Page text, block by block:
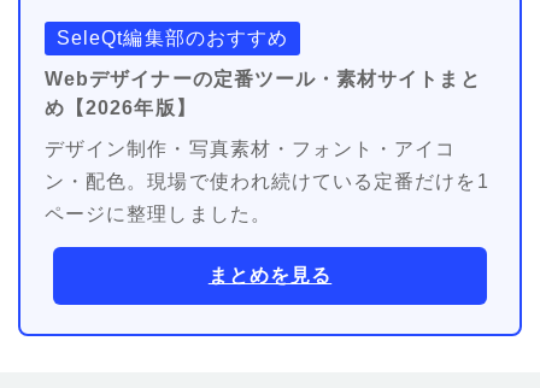
SeleQt編集部のおすすめ
Webデザイナーの定番ツール・素材サイトまと
め【2026年版】
デザイン制作・写真素材・フォント・アイコ
ン・配色。現場で使われ続けている定番だけを1
ページに整理しました。
まとめを見る